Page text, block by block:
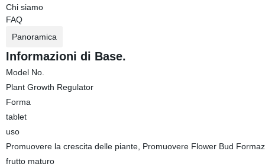
Chi siamo
FAQ
Panoramica
Informazioni di Base.
Model No.
Plant Growth Regulator
Forma
tablet
uso
Promuovere la crescita delle piante, Promuovere Flower Bud
frutto maturo